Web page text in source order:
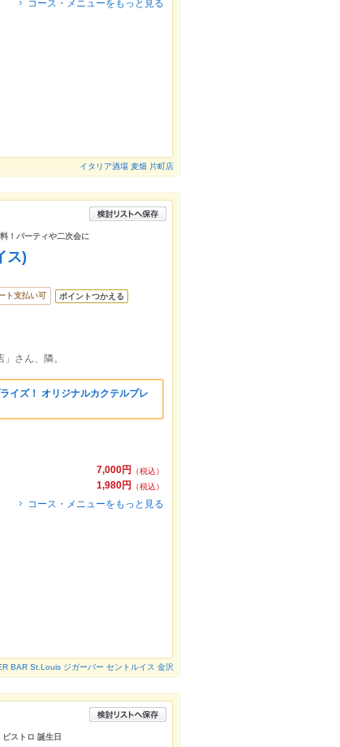
コース・メニューをもっと見る
イタリア酒場 麦畑 片町店
！パーティや二次会に
ス)
ト支払い可 ポイントつかえる
さん、隣。
イズ！ オリジナルカクテルプレ
7,000円
（税込）
1,980円
（税込）
コース・メニューをもっと見る
BAR St.Louis ジガーバー セントルイス 金沢
ストロ 誕生日